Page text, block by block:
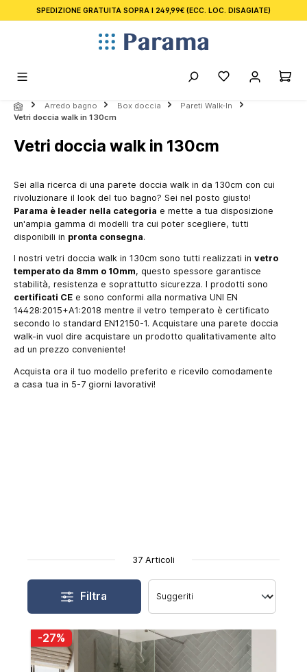
principale
SPEDIZIONE GRATUITA SOPRA I 249,99€ (ECC. LOC. DISAGIATE)
Arredo bagno Box doccia
Pareti Walk-In
Vetri doccia walk in 130cm
Vetri doccia walk in 130cm
Sei alla ricerca di una parete doccia walk in da 130cm con cui
rivoluzionare il look del tuo bagno? Sei nel posto giusto!
Parama è leader nella categoria e mette a tua disposizione
un'ampia gamma di modelli tra cui poter scegliere, tutti
disponibili in pronta consegna.
I nostri vetri doccia walk in 130cm sono tutti realizzati in vetro
temperato da 8mm o 10mm, questo spessore garantisce
stabilità, resistenza e soprattutto sicurezza. I prodotti sono
certificati CE e sono conformi alla normativa UNI EN
14428:2015+A1:2018 mentre il vetro temperato è certificato
secondo lo standard EN12150-1. Acquistare una parete doccia
walk-in vuol dire acquistare un prodotto qualitativamente alto
ad un prezzo conveniente!
Acquista ora il tuo modello preferito e ricevilo comodamente
a casa tua in 5-7 giorni lavorativi!
37 Articoli
Filtra
-27%